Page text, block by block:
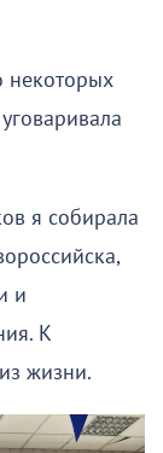
некоторых
я собирала
и
К
жизни.